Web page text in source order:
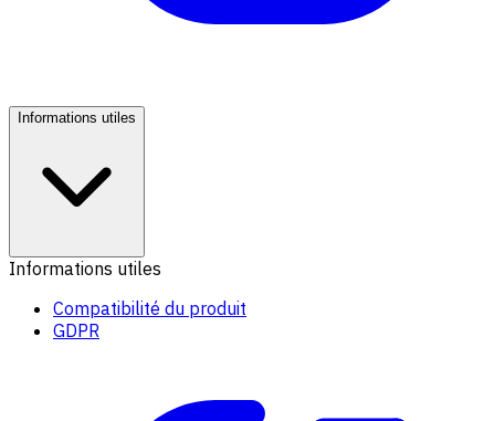
Informations utiles
Informations utiles
Compatibilité du produit
GDPR